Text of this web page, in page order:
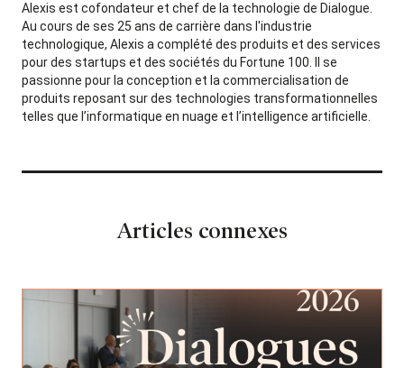
Alexis est cofondateur et chef de la technologie de Dialogue.
Au cours de ses 25 ans de carrière dans l'industrie
technologique, Alexis a complété des produits et des services
pour des startups et des sociétés du Fortune 100. Il se
passionne pour la conception et la commercialisation de
produits reposant sur des technologies transformationnelles
telles que l’informatique en nuage et l’intelligence artificielle.
Articles connexes